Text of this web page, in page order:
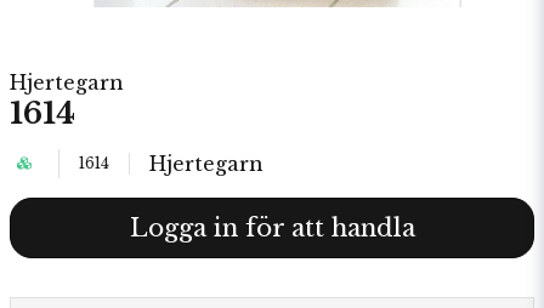
Hjertegarn
1614
1614 Hjertegarn
Logga in för att handla